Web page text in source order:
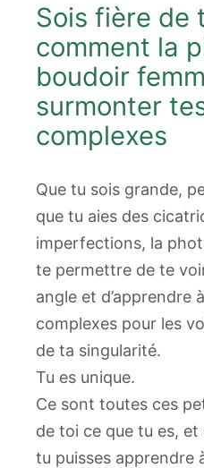
Sois fière de
comment la
boudoir
surmonter
complexes
Que tu sois grande,
que tu aies des
imperfections, la
te permettre de te
angle et d’apprendre
complexes pour les
de ta singularité.
Tu es unique.
Ce sont toutes ces
de toi ce que tu es,
tu puisses apprendre